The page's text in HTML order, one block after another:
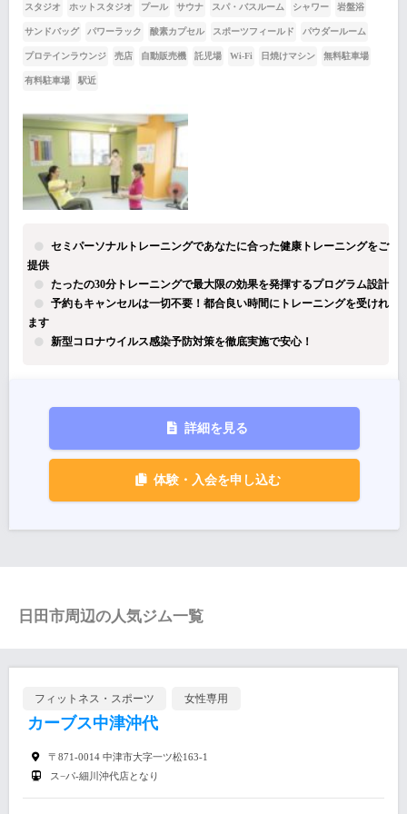
スタジオ ホットスタジオ プール サウナ スパ・バスルーム シャワー 岩盤浴
サンドバッグ パワーラック 酸素カプセル スポーツフィールド パウダールーム
プロテインラウンジ 売店 自動販売機 託児場 Wi-Fi 日焼けマシン 無料駐車場
有料駐車場 駅近
セミパーソナルトレーニングであなたに合った健康トレーニングをご
提供
たったの30分トレーニングで最大限の効果を発揮するプログラム設計
予約もキャンセルは一切不要！都合良い時間にトレーニングを受けれ
ます
新型コロナウイルス感染予防対策を徹底実施で安心！
詳細を見る
体験・入会を申し込む
日田市周辺の人気ジム一覧
フィットネス・スポーツ 女性専用
カーブス中津沖代
〒871-0014 中津市大字一ツ松163-1
ス−パ-細川沖代店となり